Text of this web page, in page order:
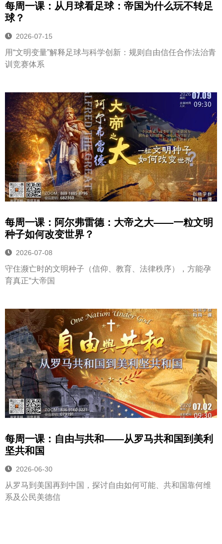
每周一课：从月球看足球：帝国为什么玩不转足
球？
2026-07-15
用“文明变量”解释足球与科学创新：规则自由信任合作法治青
训竞赛体系
每周一课：阿尔弗雷德：大帝之大——一粒文明
种子如何改变世界？
2026-07-08
守住濒亡时的文明种子（信仰、教育、法律秩序），方能孕
育真正“大帝国
每周一课：自由与共和——从罗马共和国到美利
坚共和国
2026-06-30
从罗马到美国再到中国，探讨自由如何可能、共和国靠何维
系及公民美德信